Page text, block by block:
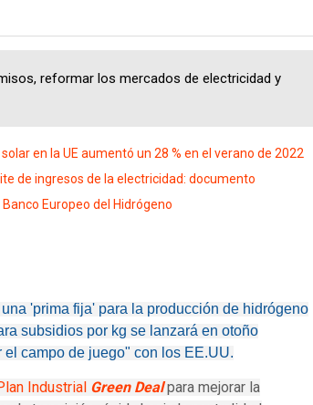
reformar los mercados de electricidad y
en la UE aumentó un 28 % en el verano de 2022
de ingresos de la electricidad: documento
Europeo del Hidrógeno
'prima fija' para la producción de hidrógeno
subsidios por kg se lanzará en otoño
campo de juego" con los EE.UU.
Industrial Green Dealpara mejorar la